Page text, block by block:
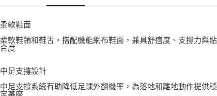
柔軟鞋面
柔軟鞋領和鞋舌，搭配機能網布鞋面，兼具舒適度、支撐力與貼
合度
中足支撐設計
中足支撐系統有助降低足踝外翻機率，為落地和離地動作提供穩
定基座